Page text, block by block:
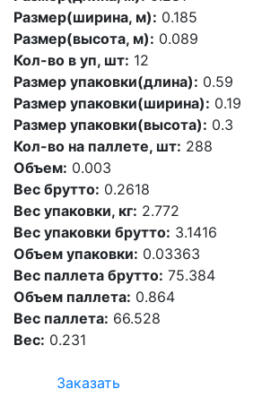
Размер(ширина, м): 0.185
Размер(высота, м): 0.089
Кол-во в уп, шт: 12
Размер упаковки(длина): 0.59
Размер упаковки(ширина): 0.19
Размер упаковки(высота): 0.3
Кол-во на паллете, шт: 288
Объем: 0.003
Вес брутто: 0.2618
Вес упаковки, кг: 2.772
Вес упаковки брутто: 3.1416
Объем упаковки: 0.03363
Вес паллета брутто: 75.384
Объем паллета: 0.864
Вес паллета: 66.528
Вес: 0.231
Заказать